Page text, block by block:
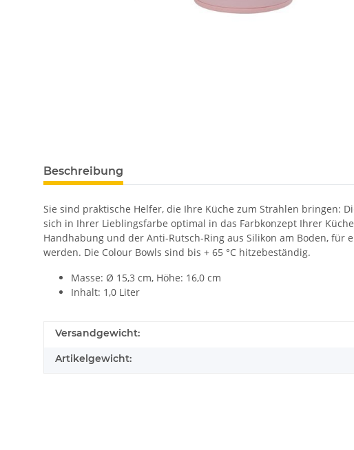
Beschreibung
Sie sind praktische Helfer, die Ihre Küche zum Strahlen bringen:
sich in Ihrer Lieblingsfarbe optimal in das Farbkonzept Ihrer
Handhabung und der Anti-Rutsch-Ring aus Silikon am Boden,
werden. Die Colour Bowls sind bis + 65 °C hitzebeständig.
Masse: Ø 15,3 cm, Höhe: 16,0 cm
Inhalt: 1,0 Liter
Versandgewicht:
Artikelgewicht: